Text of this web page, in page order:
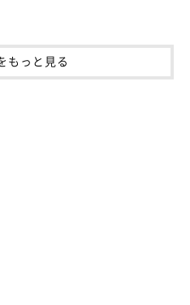
、了承の上制作したものです。
もっと見る